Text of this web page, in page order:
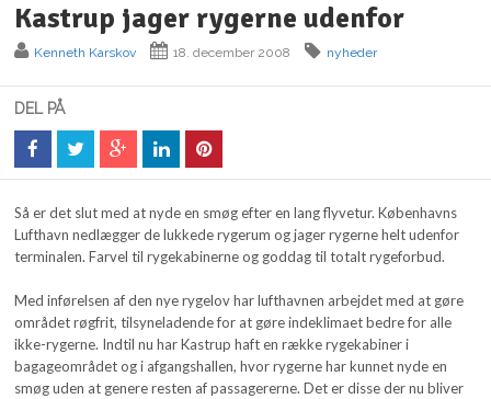
Kastrup jager rygerne udenfor
Kenneth Karskov 18. december 2008 nyheder
DEL PÅ
Så er det slut med at nyde en smøg efter en lang flyvetur. Københavns
Lufthavn nedlægger de lukkede rygerum og jager rygerne helt udenfor
terminalen. Farvel til rygekabinerne og goddag til totalt rygeforbud.
Med inførelsen af den nye rygelov har lufthavnen arbejdet med at gøre
området røgfrit, tilsyneladende for at gøre indeklimaet bedre for alle
ikke-rygerne. Indtil nu har Kastrup haft en række rygekabiner i
bagageområdet og i afgangshallen, hvor rygerne har kunnet nyde en
smøg uden at genere resten af passagererne. Det er disse der nu bliver